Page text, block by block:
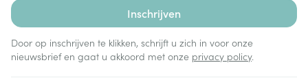
Inschrijven
Door op inschrijven te klikken, schrijft u zich in voor onze
nieuwsbrief en gaat u akkoord met onze privacy policy.